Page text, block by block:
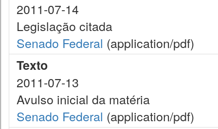
2011-07-14
Legislação citada
Senado Federal (application/pdf)
Texto
2011-07-13
Avulso inicial da matéria
Senado Federal (application/pdf)